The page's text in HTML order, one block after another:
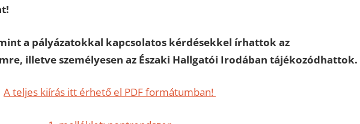
a pályázatokkal kapcsolatos kérdésekkel írhattok az
illetve személyesen az Északi Hallgatói Irodában tájékozódhattok.
A teljes kiírás itt érhető el PDF formátumban!